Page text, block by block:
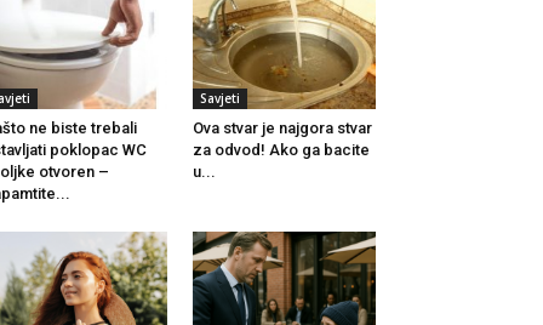
ne biste trebali
poklopac WC
otvoren –
Savjeti
Ova stvar je najgora stvar
za odvod! Ako ga bacite
u...